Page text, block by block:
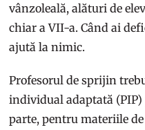
vânzoleală, alături de
chiar a VII-a. Când ai
ajută la nimic.
Profesorul de sprijin
individual adaptată (PIP)
parte, pentru materiile